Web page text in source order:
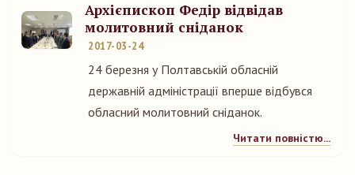
Архієпископ Федір відвідав
молитовний сніданок
2017-03-24
24 березня у Полтавській обласній
державній адміністрації вперше відбувся
обласний молитовний сніданок.
Читати повністю...